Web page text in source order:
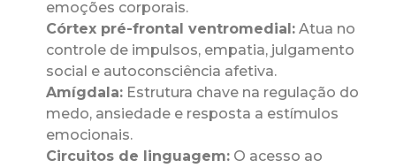
emoções corporais.
Córtex pré-frontal ventromedial: Atua no
controle de impulsos, empatia, julgamento
social e autoconsciência afetiva.
Amígdala: Estrutura chave na regulação do
medo, ansiedade e resposta a estímulos
emocionais.
Circuitos de linguagem: O acesso ao